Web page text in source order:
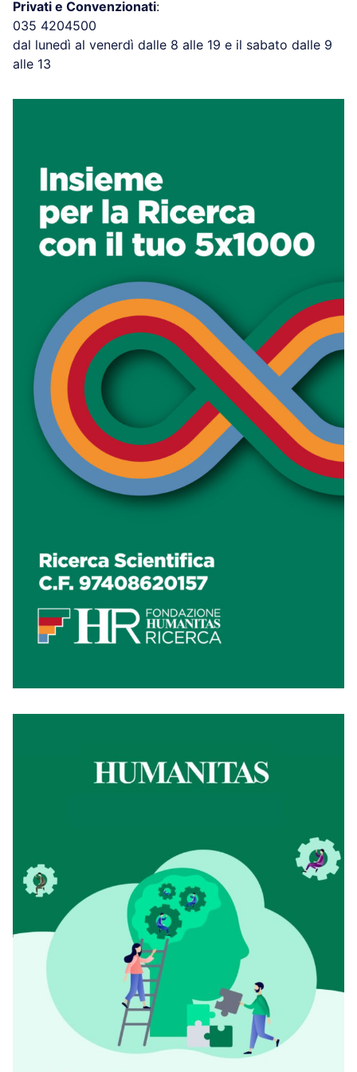
Privati e Convenzionati:
035 4204500
dal lunedì al venerdì dalle 8 alle 19 e il sabato dalle 9
alle 13